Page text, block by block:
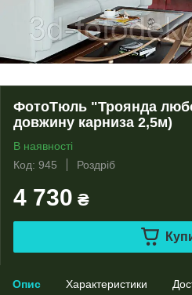
ФотоТюль "Троянда
довжину карниза 2,5м)
В наявності
Код: 945
Роздріб
4 730 ₴
Опис Характеристики